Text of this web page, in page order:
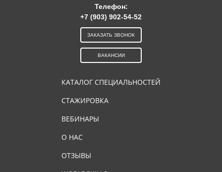
КАТАЛОГ СПЕЦИАЛЬНОСТЕЙ
СТАЖИРОВКА
ВЕБИНАРЫ
О НАС
ОТЗЫВЫ
Телефон:
+7 (903) 902-54-52
ЗАКАЗАТЬ ЗВОНОК
ВАКАНСИИ